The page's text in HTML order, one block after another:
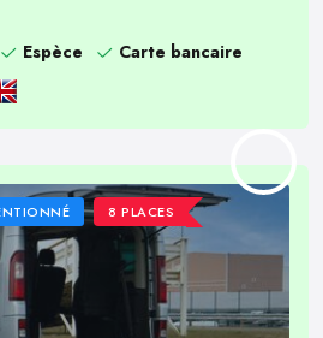
Espèce
Carte bancaire
8 PLACES